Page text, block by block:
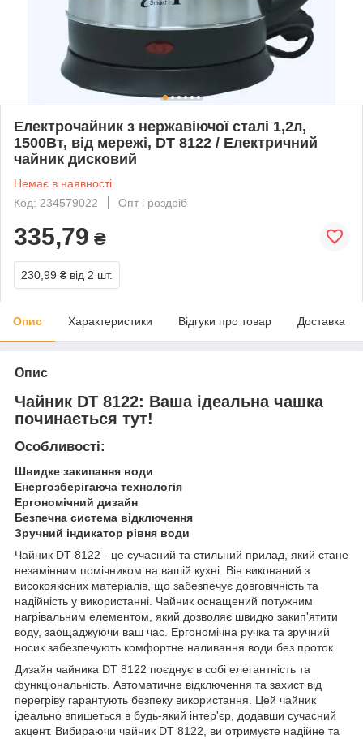
Електрочайник з нержавіючої сталі 1,2л,
1500Вт, від мережі, DT 8122 / Електричний
чайник дисковий
Немає в наявності
Код: 234579022
Опт і роздріб
335,79 ₴
230,99 ₴ від 2 шт.
Опис Характеристики Відгуки про товар Доставка
Опис
Чайник DT 8122: Ваша ідеальна чашка
починається тут!
Особливості:
Швидке закипання води
Енергозберігаюча технологія
Ергономічний дизайн
Безпечна система відключення
Зручний індикатор рівня води
Чайник DT 8122 - це сучасний та стильний прилад, який стане
незамінним помічником на вашій кухні. Він виконаний з
високоякісних матеріалів, що забезпечує довговічність та
надійність у використанні. Чайник оснащений потужним
нагрівальним елементом, який дозволяє швидко закип'ятити
воду, заощаджуючи ваш час. Ергономічна ручка та зручний
носик забезпечують комфортне наливання води без проток.
Дизайн чайника DT 8122 поєднує в собі елегантність та
функціональність. Автоматичне відключення та захист від
перегріву гарантують безпеку використання. Цей чайник
ідеально впишеться в будь-який інтер'єр, додавши сучасний
акцент. Вибираючи чайник DT 8122, ви отримуєте надійне та